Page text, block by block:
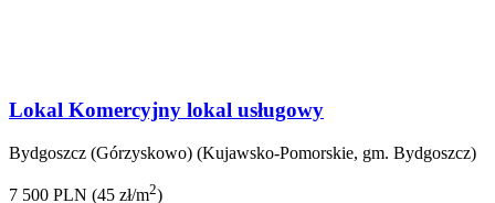
Lokal Komercyjny lokal usługowy
Bydgoszcz (Górzyskowo) (Kujawsko-Pomorskie, gm. Bydgoszcz)
7 500 PLN (45 zł/m2)